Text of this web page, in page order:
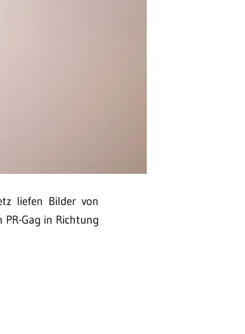
liefen Bilder von
Gag in Richtung